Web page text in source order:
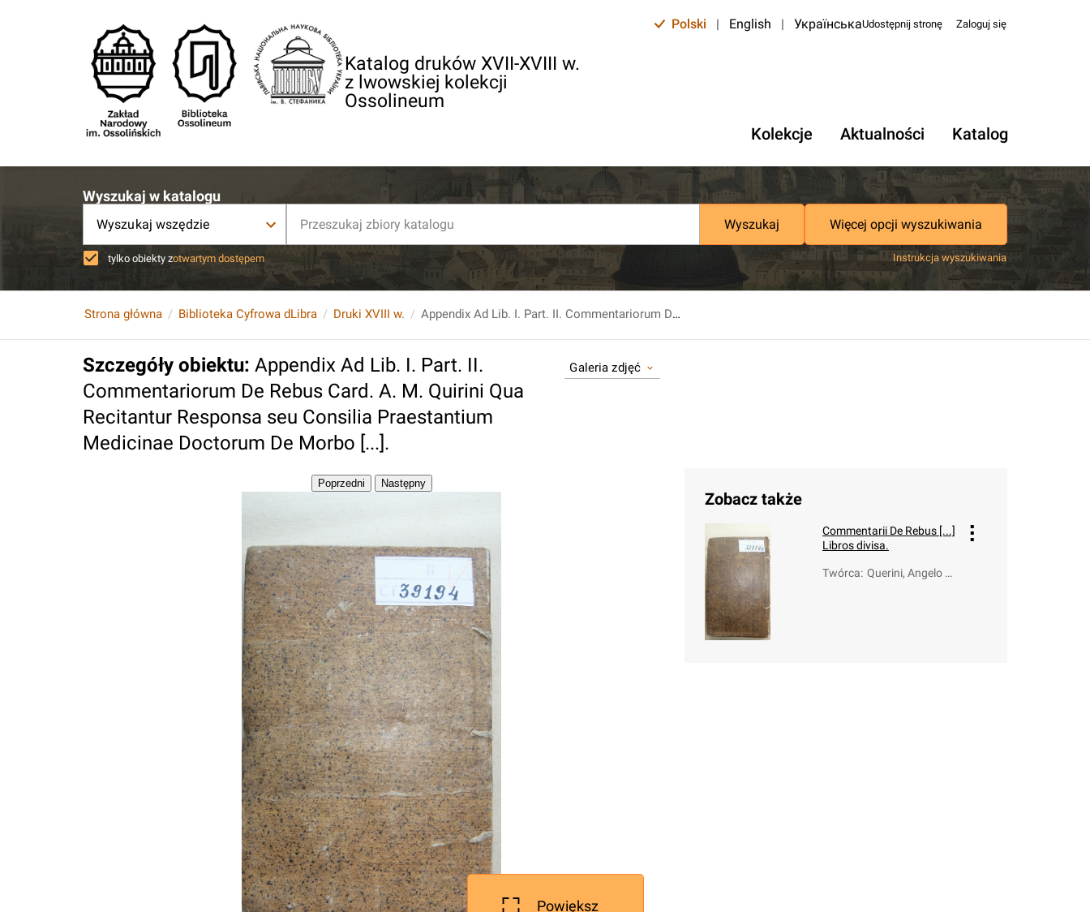
Katalog druków XVII-XVIII w.
z lwowskiej kolekcji
Ossolineum
Polski | English | УкраїнськаUdostępnij stronę Zaloguj się
Kolekcje Aktualności Katalog
Wyszukaj w katalogu
Wyszukaj wszędzie Wyszukaj Więcej opcji wyszukiwania
tylko obiekty zotwartym dostępem Instrukcja wyszukiwania
Strona główna Biblioteka Cyfrowa dLibra Druki XVIII w. Appendix Ad Lib. I. Part. II. Commentariorum De Rebus Card. A. M. Quirini Qua Recitantur Responsa seu Consilia Praestantium Medicinae Doctorum De Morbo [...].
Szczegóły obiektu: Appendix Ad Lib. I. Part. II.
Commentariorum De Rebus Card. A. M. Quirini Qua
Recitantur Responsa seu Consilia Praestantium
Medicinae Doctorum De Morbo [...].
Galeria zdjęć
Powiększ
Zobacz także
Commentarii De Rebus [...]
Libros divisa.
Twórca: Querini, Angelo M